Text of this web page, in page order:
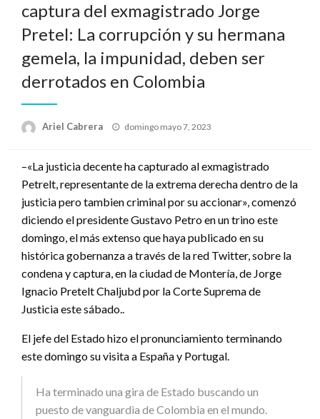
captura del exmagistrado Jorge
Pretel: La corrupción y su hermana
gemela, la impunidad, deben ser
derrotados en Colombia
Ariel Cabrera
Publicado
domingo mayo 7, 2023
–«La justicia decente ha capturado al exmagistrado
Petrelt, representante de la extrema derecha dentro de la
justicia pero tambien criminal por su accionar», comenzó
diciendo el presidente Gustavo Petro en un trino este
domingo, el más extenso que haya publicado en su
histórica gobernanza a través de la red Twitter, sobre la
condena y captura, en la ciudad de Montería, de Jorge
Ignacio Pretelt Chaljubd por la Corte Suprema de
Justicia este sábado..
El jefe del Estado hizo el pronunciamiento terminando
este domingo su visita a España y Portugal.
Ha terminado una gira de Estado buscando un
puesto de vanguardia de Colombia en el mundo.